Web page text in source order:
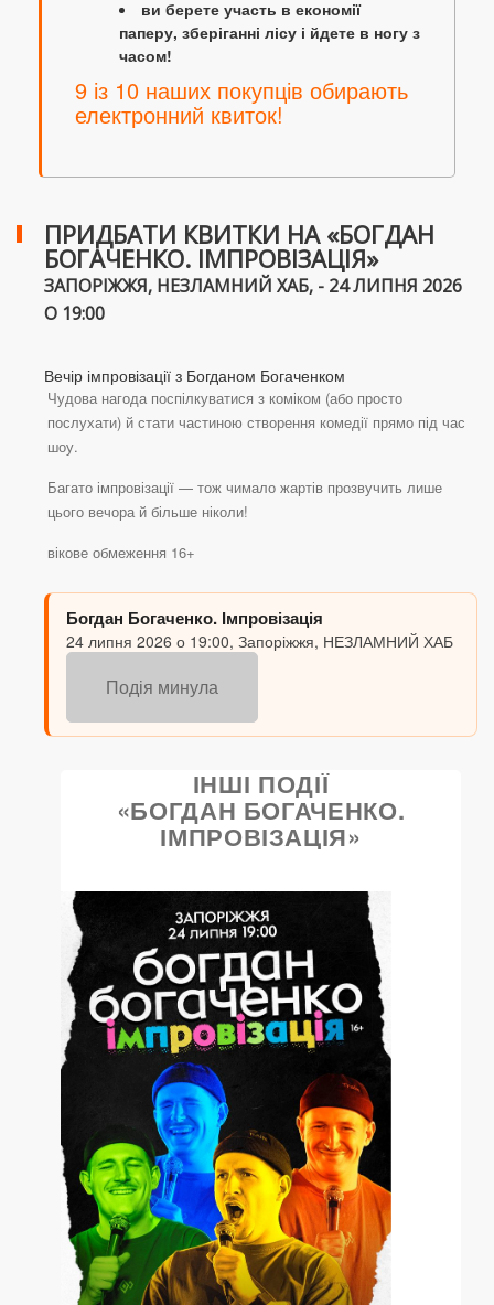
ви берете участь в економії
паперу, зберіганні лісу і йдете в ногу з
часом!
9 із 10 наших покупців обирають
електронний квиток!
ПРИДБАТИ КВИТКИ НА «БОГДАН
БОГАЧЕНКО. ІМПРОВІЗАЦІЯ»
ЗАПОРІЖЖЯ, НЕЗЛАМНИЙ ХАБ, - 24 ЛИПНЯ 2026
О 19:00
Вечір імпровізації з Богданом Богаченком
Чудова нагода поспілкуватися з коміком (або просто
послухати) й стати частиною створення комедії прямо під час
шоу.
Багато імпровізації — тож чимало жартів прозвучить лише
цього вечора й більше ніколи!
вікове обмеження 16+
Богдан Богаченко. Імпровізація
24 липня 2026 о 19:00, Запоріжжя, НЕЗЛАМНИЙ ХАБ
Подія минула
ІНШІ ПОДІЇ
«БОГДАН БОГАЧЕНКО.
ІМПРОВІЗАЦІЯ»